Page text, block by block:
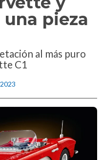
pieza
al más puro
C1